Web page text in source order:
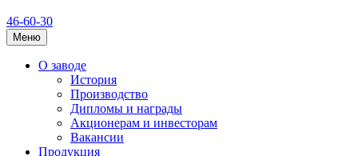
46-60-30
Меню
О заводе
История
Производство
Дипломы и награды
Акционерам и инвесторам
Вакансии
Продукция